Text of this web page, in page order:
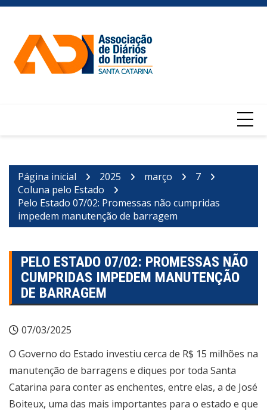
Ir
conteúdo
Página inicial 2025 março
7
Coluna pelo Estado
Pelo Estado 07/02: Promessas não cumpridas
impedem manutenção de barragem
PELO ESTADO 07/02: PROMESSAS NÃO
CUMPRIDAS IMPEDEM MANUTENÇÃO
DE BARRAGEM
07/03/2025
O Governo do Estado investiu cerca de R$ 15 milhões na
manutenção de barragens e diques por toda Santa
Catarina para conter as enchentes, entre elas, a de José
Boiteux, uma das mais importantes para o estado e que